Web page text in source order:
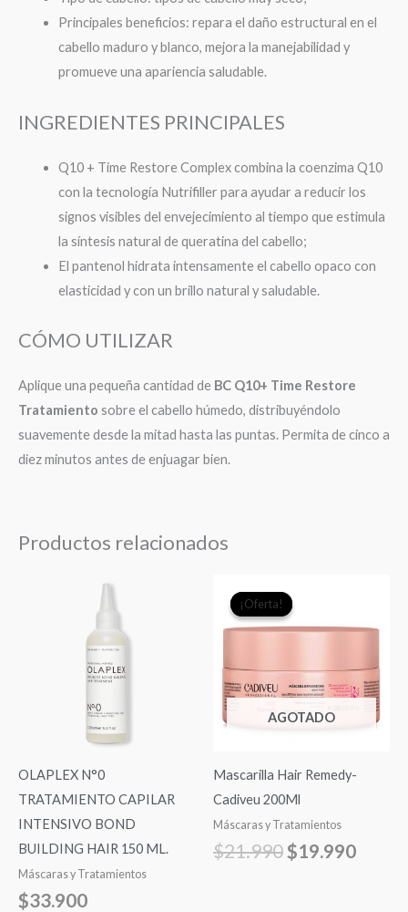
Principales beneficios: repara el daño estructural en el
cabello maduro y blanco, mejora la manejabilidad y
promueve una apariencia saludable.
INGREDIENTES PRINCIPALES
Q10 + Time Restore Complex combina la coenzima Q10
con la tecnología Nutrifiller para ayudar a reducir los
signos visibles del envejecimiento al tiempo que estimula
la síntesis natural de queratina del cabello;
El pantenol hidrata intensamente el cabello opaco con
elasticidad y con un brillo natural y saludable.
CÓMO UTILIZAR
Aplique una pequeña cantidad de BC Q10+ Time Restore
Tratamiento sobre el cabello húmedo, distribuyéndolo
suavemente desde la mitad hasta las puntas. Permita de cinco a
diez minutos antes de enjuagar bien.
Productos relacionados
OLAPLEX N°0
TRATAMIENTO CAPILAR
INTENSIVO BOND
BUILDING HAIR 150 ML.
Máscaras y Tratamientos
$33.900
¡Oferta!
AGOTADO
¡Oferta!
Mascarilla Hair Remedy-
Cadiveu 200Ml
Máscaras y Tratamientos
$21.990
precio
original
$21.990.
$19.990
actual